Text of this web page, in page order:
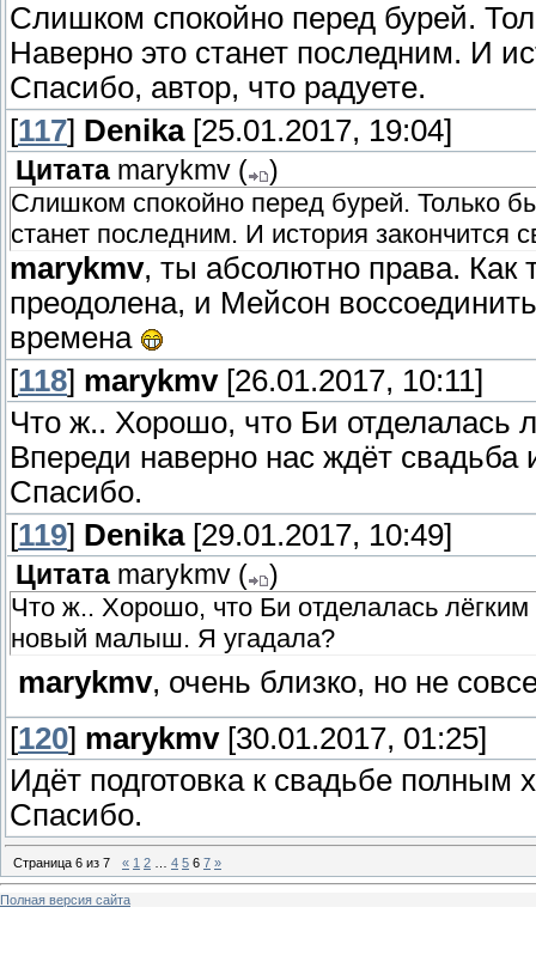
Слишком спокойно перед бурей.
Наверно это станет последним. И
Спасибо, автор, что радуете.
[117] Denika[25.01.2017, 19:04]
Цитата marykmv (
)
Слишком спокойно перед бурей. Только
станет последним. И история закончится
marykmv, ты абсолютно права. Как
преодолена, и Мейсон
времена
[118] marykmv[26.01.2017, 10:11]
Что ж.. Хорошо, что Би отделалась
Впереди наверно нас ждёт
Спасибо.
[119] Denika[29.01.2017, 10:49]
Цитата marykmv (
)
Что ж.. Хорошо, что Би отделалась
новый малыш. Я угадала?
marykmv, очень близко, но не
[120] marykmv[30.01.2017, 01:25]
Идёт подготовка к свадьбе
Спасибо.
Страница 6 из 7 « 1 2 4 5 6 7 »
Полная версия сайта